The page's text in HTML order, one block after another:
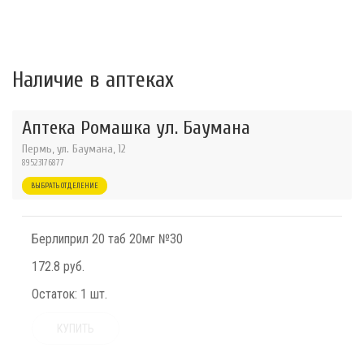
Наличие в аптеках
Аптека Ромашка ул. Баумана
Пермь, ул. Баумана, 12
89523176877
ВЫБРАТЬ ОТДЕЛЕНИЕ
Берлиприл 20 таб 20мг №30
172.8 руб.
Остаток: 1 шт.